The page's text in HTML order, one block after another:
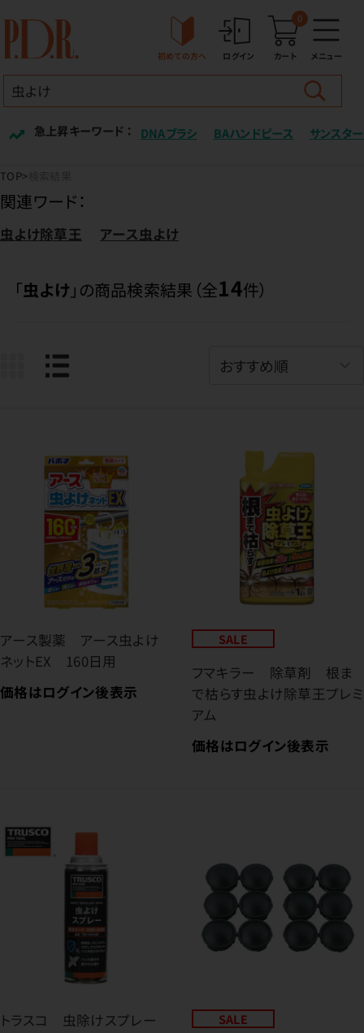
初めての方へ ログイン カート
0
メニュー
急上昇キーワード ： DNAブラシ BAハンドピース サンスター
TOP
関連ワード：
虫よけ除草王 アース虫よけ
「虫よけ 」の商品検索結果（全14件）
アース製薬 アース虫よけ
ネットEX 160日用
価格はログイン後表示
SALE
フマキラー 除草剤 根ま
で枯らす虫よけ除草王プレミ
アム
価格はログイン後表示
トラスコ 虫除けスプレー
SALE